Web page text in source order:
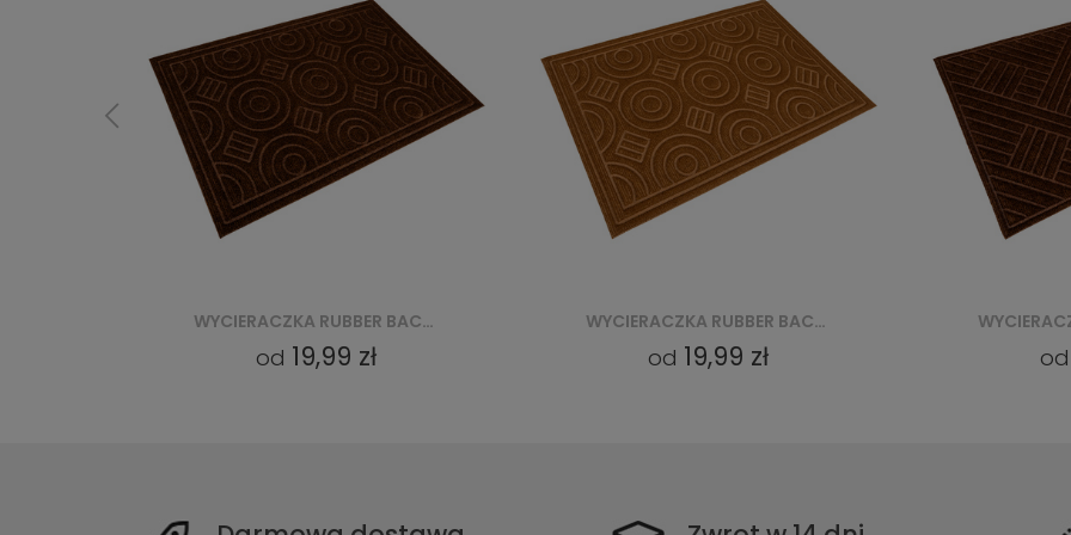
WYCIERACZKA RUBBER BACKED PP WITHOUT EDGES (VI 4017) - BEŻOWY
od 19,99 zł
WYCIERACZKA RUBBER BACKED PP WITHOUT EDGES (VI 4015) - BRĄZOWY
od 19,99 zł od